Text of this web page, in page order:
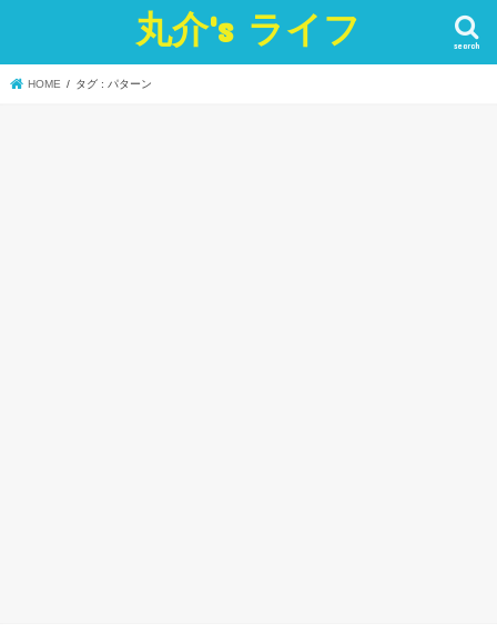
丸介's ライフ search
HOME タグ : パターン